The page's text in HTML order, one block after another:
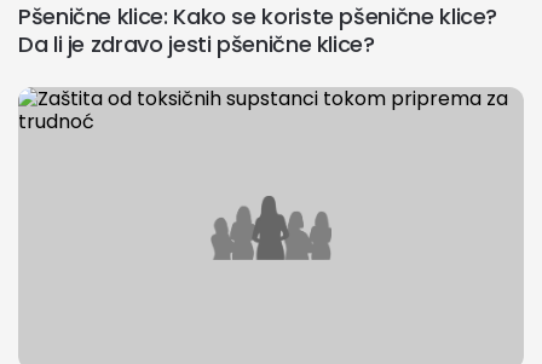
Pšenične klice: Kako se koriste pšenične klice?
Da li je zdravo jesti pšenične klice?